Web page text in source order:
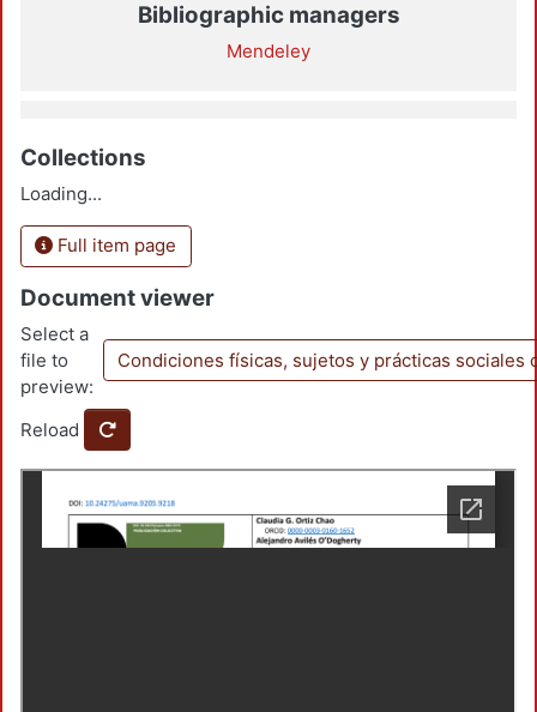
Bibliographic managers
Mendeley
Collections
Loading...
Full item page
Document viewer
Select a
file to
preview:
Condiciones físicas, sujetos y prácticas
Reload